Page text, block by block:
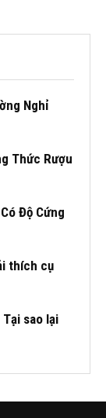
Nghỉ
Thức Rượu
Độ Cứng
thích cụ
Tại sao lại